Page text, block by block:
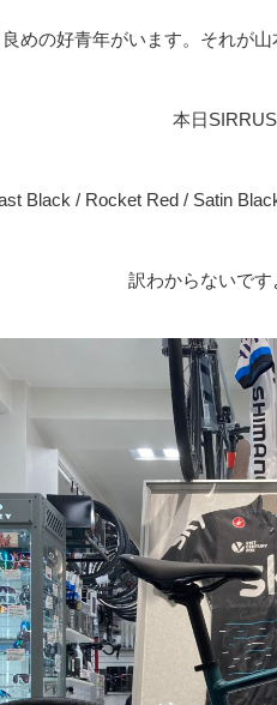
めの好青年がいます。それが
本日
Black / Rocket Red / Satin
訳わからないです